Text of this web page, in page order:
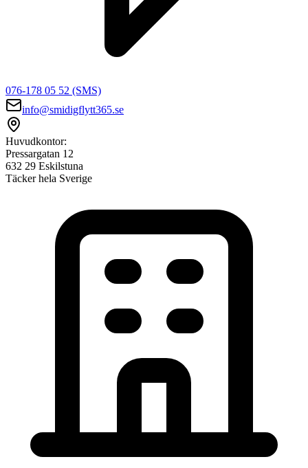
076-178 05 52 (SMS)
info@smidigflytt365.se
Huvudkontor:
Pressargatan 12
632 29 Eskilstuna
Täcker hela Sverige